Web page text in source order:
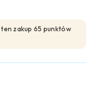
zakup 65 punktów